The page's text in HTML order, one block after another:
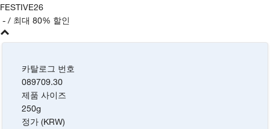
FESTIVE26
- / 최대 80% 할인
카탈로그 번호
089709.30
제품 사이즈
250g
정가 (KRW)